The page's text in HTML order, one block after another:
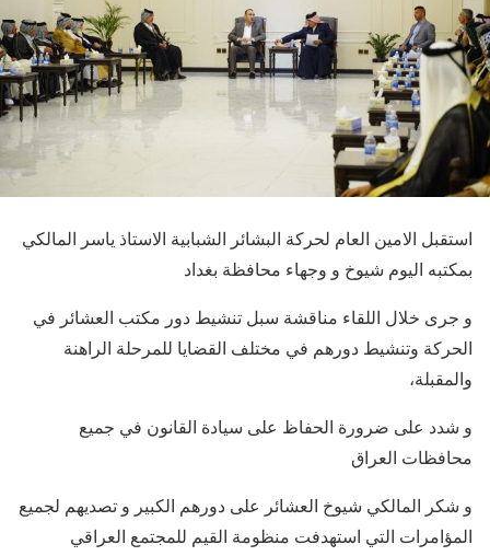
استقبل الامين العام لحركة البشائر الشبابية الاستاذ ياسر المالكي
بمكتبه اليوم شيوخ و وجهاء محافظة بغداد
و جرى خلال اللقاء مناقشة سبل تنشيط دور مكتب العشائر في
الحركة وتنشيط دورهم في مختلف القضايا للمرحلة الراهنة
والمقبلة،
و شدد على ضرورة الحفاظ على سيادة القانون في جميع
محافظات العراق
و شكر المالكي شيوخ العشائر على دورهم الكبير و تصديهم لجميع
المؤامرات التي استهدفت منظومة القيم للمجتمع العراقي